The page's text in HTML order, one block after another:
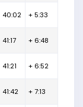
40:02 + 5:33
41:17 + 6:48
41:21 + 6:52
41:42 + 7:13